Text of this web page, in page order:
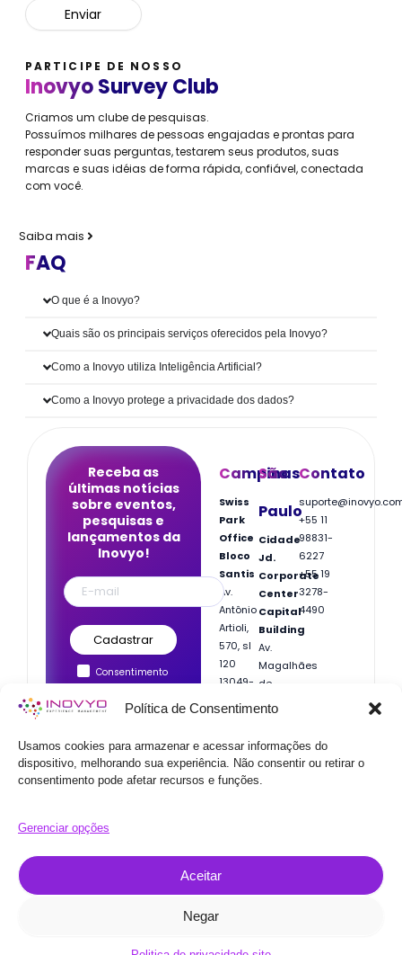
Política de Consentimento
Usamos cookies para armazenar e acessar informações do
dispositivo, melhorando sua experiência. Não consentir ou retirar o
consentimento pode afetar recursos e funções.
Gerenciar opções
Aceitar
Negar
PARTICIPE DE NOSSO
Inovyo Survey Club
Criamos um clube de pesquisas.
Possuímos milhares de pessoas engajadas e prontas para
responder suas perguntas, testarem seus produtos, suas
marcas e suas idéias de forma rápida, confiável, conectada
com você.
Saiba mais
FAQ
O que é a Inovyo?
Quais são os principais serviços oferecidos pela Inovyo?
Como a Inovyo utiliza Inteligência Artificial?
Como a Inovyo protege a privacidade dos dados?
Campinas
Swiss
Park
Office
Bloco
Santis
Av.
Antônio
Artioli,
570, sl
120
13049-
Campinas/SP
São
Paulo
Cidade
Jd.
Corporate
Center
Capital
Building
Av.
Magalhães
de
Castro,
Cj.
Contato
+55 11
98831-
6227
+55 19
3278-
4490
Receba as
últimas notícias
sobre eventos,
pesquisas e
lançamentos da
Inovyo!
Consentimento
recebimento de
k
Management, Todos os direitos